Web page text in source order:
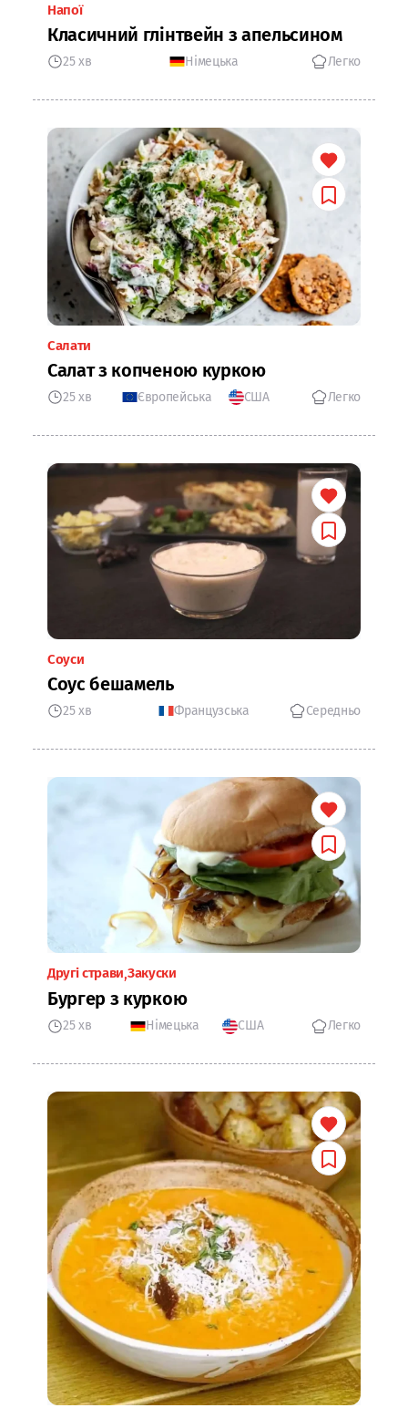
Напої
Класичний глінтвейн з апельсином
25 хв Німецька Легко
Салати
Салат з копченою куркою
25 хв Європейська США Легко
Соуси
Соус бешамель
25 хв Французська Середньо
Другі страви Закуски
Бургер з куркою
25 хв Німецька США Легко